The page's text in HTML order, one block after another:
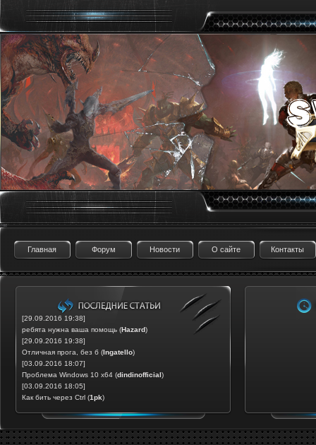
Главная Форум Новости О сайте Контакты
[29.09.2016 19:38]
ребята нужна ваша помощь (Hazard)
[29.09.2016 19:38]
Отличная прога, без б (Ingatello)
[03.09.2016 18:07]
Проблема Windows 10 x64 (dindinofficial)
[03.09.2016 18:05]
Как бить через Ctrl (1pk)